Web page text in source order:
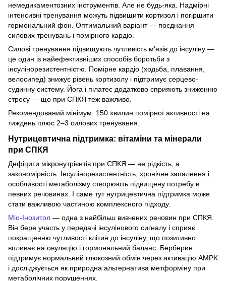
немедикаментозних інструментів. Але не будь-яка. Надмірні
інтенсивні тренування можуть підвищити кортизол і погіршити
гормональний фон. Оптимальний варіант — поєднання
силових тренувань і помірного кардіо.
Силові тренування підвищують чутливість м'язів до інсуліну —
це один із найефективніших способів боротьби з
інсулінорезистентністю. Помірне кардіо (ходьба, плавання,
велосипед) знижує рівень кортизолу і підтримує серцево-
судинну систему. Йога і пілатес додатково сприяють зниженню
стресу — що при СПКЯ теж важливо.
Рекомендований мінімум: 150 хвилин помірної активності на
тиждень плюс 2–3 силових тренування.
Нутрицевтична підтримка: вітаміни та мінерали
при СПКЯ
Дефіцити мікронутрієнтів при СПКЯ — не рідкість, а
закономірність. Інсулінорезистентність, хронічне запалення і
особливості метаболізму створюють підвищену потребу в
певних речовинах. І саме тут нутрицевтична підтримка може
стати важливою частиною комплексного підходу.
Міо-Інозитол — одна з найбільш вивчених речовин при СПКЯ.
Він бере участь у передачі інсулінового сигналу і сприяє
покращенню чутливості клітин до інсуліну, що позитивно
впливає на овуляцію і гормональний баланс. Берберин
підтримує нормальний глюкозний обмін через активацію AMPK
і досліджується як природна альтернатива метформіну при
метаболічних порушеннях.